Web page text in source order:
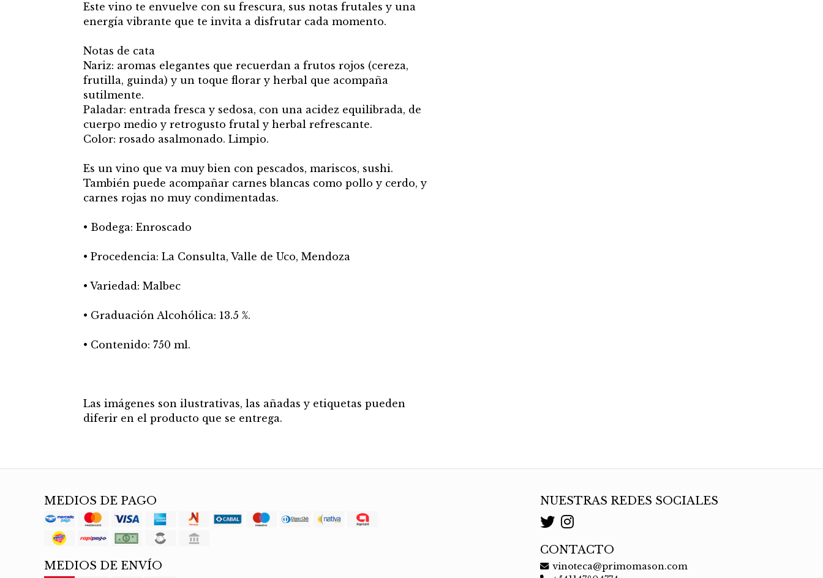
Este vino te envuelve con su frescura, sus notas frutales y una
energía vibrante que te invita a disfrutar cada momento.
Notas de cata
Nariz: aromas elegantes que recuerdan a frutos rojos (cereza,
frutilla, guinda) y un toque florar y herbal que acompaña
sutilmente.
Paladar: entrada fresca y sedosa, con una acidez equilibrada, de
cuerpo medio y retrogusto frutal y herbal refrescante.
Color: rosado asalmonado. Limpio.
Es un vino que va muy bien con pescados, mariscos, sushi.
También puede acompañar carnes blancas como pollo y cerdo, y
carnes rojas no muy condimentadas.
• Bodega: Enroscado
• Procedencia: La Consulta, Valle de Uco, Mendoza
• Variedad: Malbec
• Graduación Alcohólica: 13.5 %.
• Contenido: 750 ml.
Las imágenes son ilustrativas, las añadas y etiquetas pueden
diferir en el producto que se entrega.
MEDIOS DE PAGO
MEDIOS DE ENVÍO
NUESTRAS REDES SOCIALES
CONTACTO
vinoteca@primomason.com